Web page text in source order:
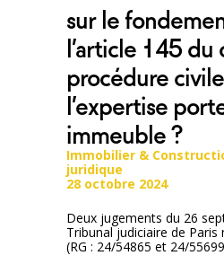
sur le
l’article 145 du
procédure
l’expertise
immeuble ?
Immobilier &
juridique
28 octobre 2024
Deux jugements du 26
Tribunal judiciaire de
(RG : 24/54865 et 24/